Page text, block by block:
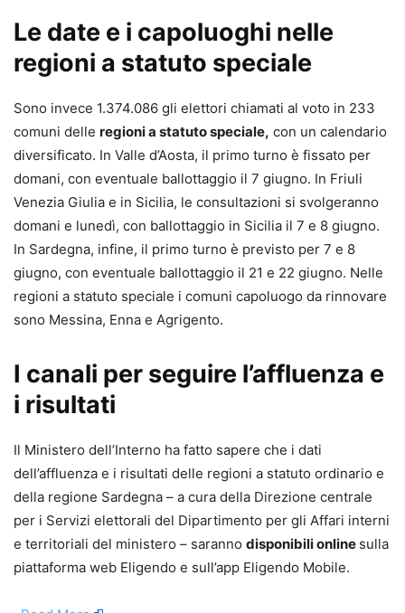
Le date e i capoluoghi nelle
regioni a statuto speciale
Sono invece 1.374.086 gli elettori chiamati al voto in 233
comuni delle regioni a statuto speciale, con un calendario
diversificato. In Valle d’Aosta, il primo turno è fissato per
domani, con eventuale ballottaggio il 7 giugno. In Friuli
Venezia Giulia e in Sicilia, le consultazioni si svolgeranno
domani e lunedì, con ballottaggio in Sicilia il 7 e 8 giugno.
In Sardegna, infine, il primo turno è previsto per 7 e 8
giugno, con eventuale ballottaggio il 21 e 22 giugno. Nelle
regioni a statuto speciale i comuni capoluogo da rinnovare
sono Messina, Enna e Agrigento.
I canali per seguire l’affluenza e
i risultati
Il Ministero dell’Interno ha fatto sapere che i dati
dell’affluenza e i risultati delle regioni a statuto ordinario e
della regione Sardegna – a cura della Direzione centrale
per i Servizi elettorali del Dipartimento per gli Affari interni
e territoriali del ministero – saranno disponibili online sulla
piattaforma web Eligendo e sull’app Eligendo Mobile.